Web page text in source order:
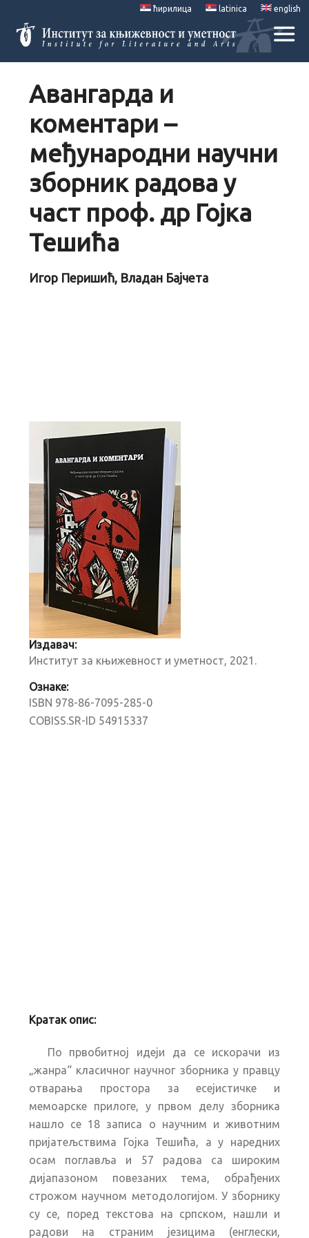
ћирилица latinica english
Авангарда и
коментари –
међународни научни
зборник радова у
част проф. др Гојка
Тешића
Игор Перишић, Владан Бајчета
Издавач:
Институт за књижевност и уметност, 2021.
Ознаке:
ISBN 978-86-7095-285-0
COBISS.SR-ID 54915337
Кратак опис:
По првобитној идеји да се искорачи из
„жанра“ класичног научног зборника у правцу
отварања простора за есејистичке и
мемоарске прилоге, у првом делу зборника
нашло се 18 записа о научним и животним
пријатељствима Гојка Тешића, а у наредних
осам поглавља и 57 радова са широким
дијапазоном повезаних тема, обрађених
строжом научном методологијом. У зборнику
су се, поред текстова на српском, нашли и
радови на страним језицима (енглески,